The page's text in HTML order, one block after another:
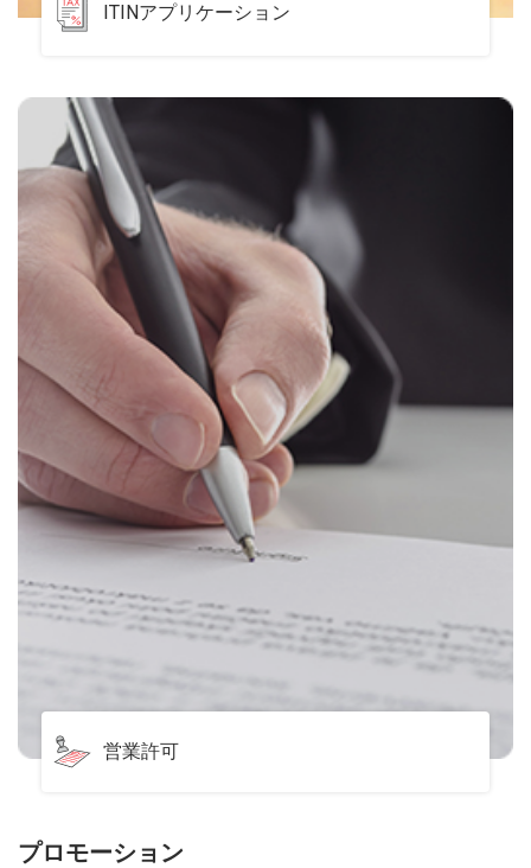
ITINアプリケーション
営業許可
プロモーション